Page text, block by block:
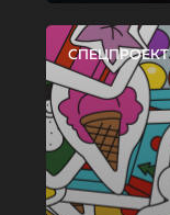
СПЕЦПРОЕКТ